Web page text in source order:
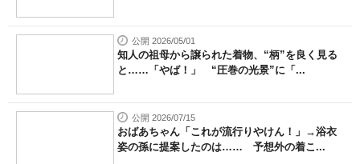
公開 2026/05/01
知人の祖母から譲られた着物、“柄”を良く見る
と……「やば！」 “圧巻の光景”に「...
公開 2026/07/15
おばあちゃん「これが流行りやけん！」→浴衣
姿の孫に提案したのは…… 予想外の着こ...